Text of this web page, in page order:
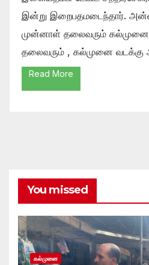
இன்று இறைபதமடைந்தார்.
முன்னாள் தலைவரும் கல்முனை
தலைவரும் , கல்முனை வடக்கு
Read More
You missed
கல்முனை